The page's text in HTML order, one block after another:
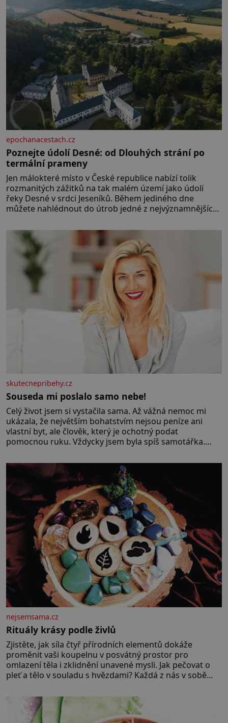
inkubátory. I s předčasně
narozenými dětmi! Novorozenci,
umístění ve zdejším zařízení, jsou
[…]
epochanacestach.cz
Poznejte údolí Desné: od Dlouhých strání po
termální prameny
Jen málokteré místo v České republice nabízí tolik
rozmanitých zážitků na tak malém území jako údolí
řeky Desné v srdci Jeseníků. Během jediného dne
můžete nahlédnout do útrob jedné z nejvýznamnějších
hřebeny, projet se na koloběžce a den zakončit
poznáváním památek ve Velkých Losinách nebo v
termálním
skutecnepribehy.cz
Souseda mi poslalo samo nebe!
Celý život jsem si vystačila sama. Až vážná nemoc mi
ukázala, že největším bohatstvím nejsou peníze ani
vlastní byt, ale člověk, který je ochotný podat
pomocnou ruku. Vždycky jsem byla spíš samotářka.
partnera. Stačily mi knihy, práce a hlavně klid. Hned po
studiích jsem odešla z rodného města,
nejsemsama.cz
Rituály krásy podle živlů
Zjistěte, jak síla čtyř přírodních elementů dokáže
proměnit vaši koupelnu v posvátný prostor pro
omlazení těla i zklidnění unavené mysli. Jak pečovat o
pleť a tělo v souladu s hvězdami? Každá z nás v sobě
povaze, ale i v potřebách naší pokožky. Ohnivá znamení
Ženy narozené ve znamení Berana, Lva a Střelce v sobě
nesou žár, odvahu a neutuchající elán. Vaše